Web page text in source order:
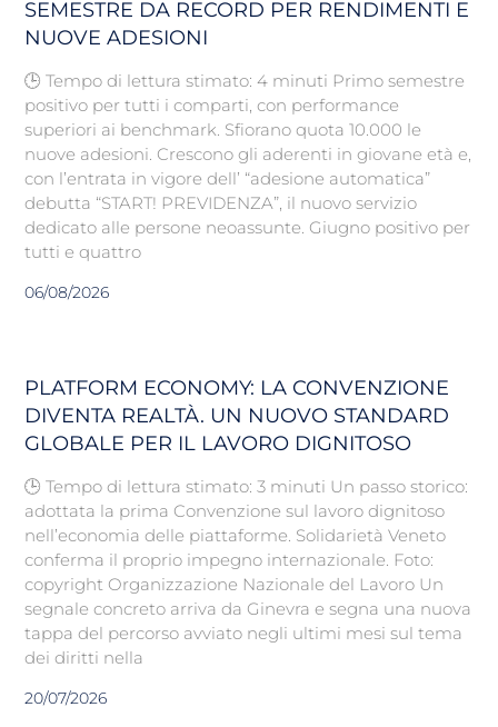
SEMESTRE DA RECORD PER RENDIMENTI E
NUOVE ADESIONI
🕒 Tempo di lettura stimato: 4 minuti Primo semestre
positivo per tutti i comparti, con performance
superiori ai benchmark. Sfiorano quota 10.000 le
nuove adesioni. Crescono gli aderenti in giovane età e,
con l’entrata in vigore dell’ “adesione automatica”
debutta “START! PREVIDENZA”, il nuovo servizio
dedicato alle persone neoassunte. Giugno positivo per
tutti e quattro
06/08/2026
PLATFORM ECONOMY: LA CONVENZIONE
DIVENTA REALTÀ. UN NUOVO STANDARD
GLOBALE PER IL LAVORO DIGNITOSO
🕒 Tempo di lettura stimato: 3 minuti Un passo storico:
adottata la prima Convenzione sul lavoro dignitoso
nell’economia delle piattaforme. Solidarietà Veneto
conferma il proprio impegno internazionale. Foto:
copyright Organizzazione Nazionale del Lavoro Un
segnale concreto arriva da Ginevra e segna una nuova
tappa del percorso avviato negli ultimi mesi sul tema
dei diritti nella
20/07/2026